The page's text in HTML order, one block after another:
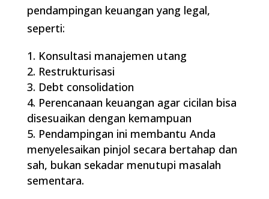
pendampingan keuangan yang legal,
seperti:
Konsultasi manajemen utang
Restrukturisasi
Debt consolidation
Perencanaan keuangan agar cicilan bisa
disesuaikan dengan kemampuan
Pendampingan ini membantu Anda
menyelesaikan pinjol secara bertahap dan
sah, bukan sekadar menutupi masalah
sementara.